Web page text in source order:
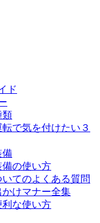
ド
類
で気を付けたい３
備
の使い方
てのよくある質問
けマナー全集
な使い方